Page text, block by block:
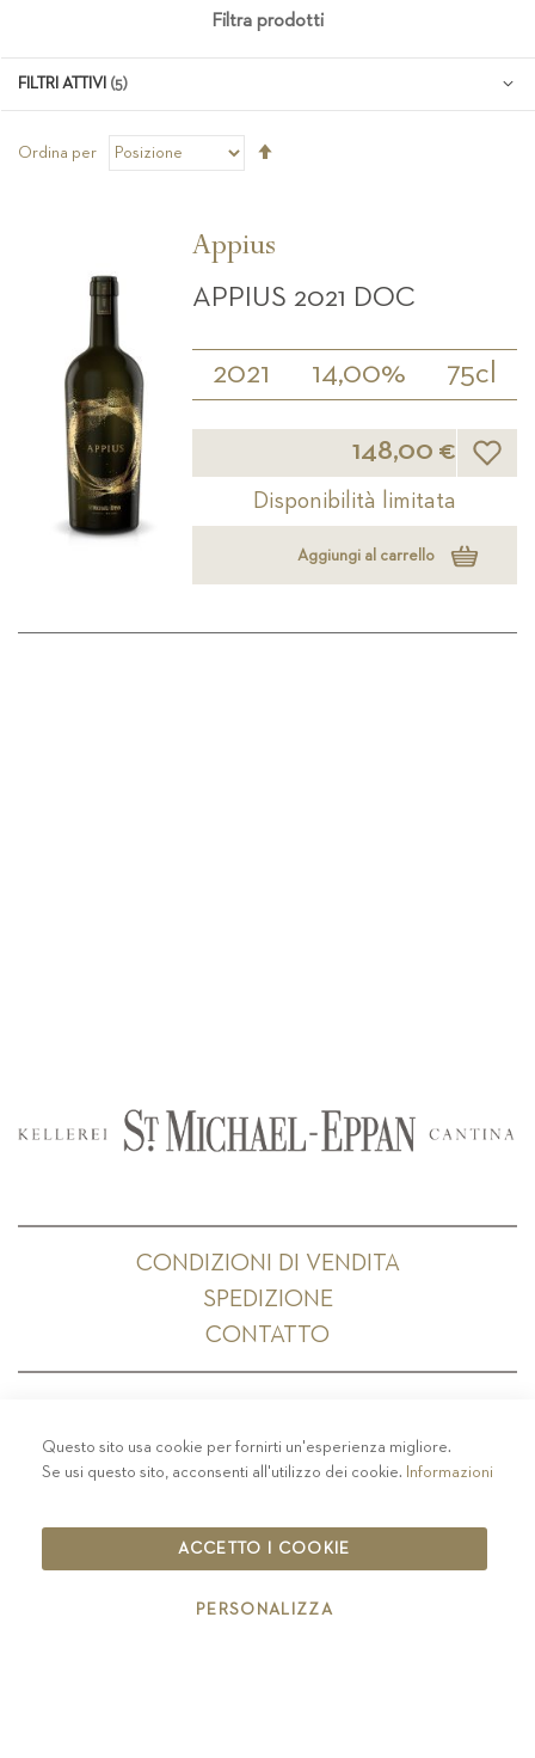
Ordina per
Appius
APPIUS 2021 DOC
2021 14,00% 75cl
148,00 € Lista
Disponibilità limitata
Aggiungi al carrello
Filtra prodotti
FILTRI ATTIVI
CONDIZIONI DI VENDITA
SPEDIZIONE
CONTATTO
PRIVACY-COLOPHON - COOKIE POLICY
CODICE ETICO
IT00126670215
Questo sito usa cookie per fornirti un'esperienza migliore.
Se usi questo sito, acconsenti all'utilizzo dei cookie. Informazioni
ACCETTO I COOKIE
PERSONALIZZA